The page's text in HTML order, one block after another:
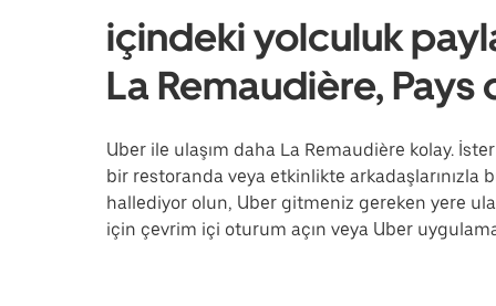
içindeki yolculuk
La Remaudière, Pays
Uber ile ulaşım daha La Remaudière kolay.
bir restoranda veya etkinlikte
hallediyor olun, Uber gitmeniz gereken yere
için çevrim içi oturum açın veya Uber